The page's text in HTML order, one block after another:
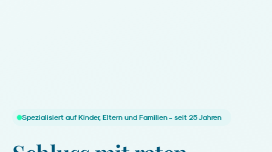
Spezialisiert auf Kinder, Eltern und Familien - seit 25 Jahren